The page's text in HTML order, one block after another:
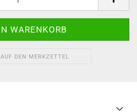
AUF DEN MERKZETTEL